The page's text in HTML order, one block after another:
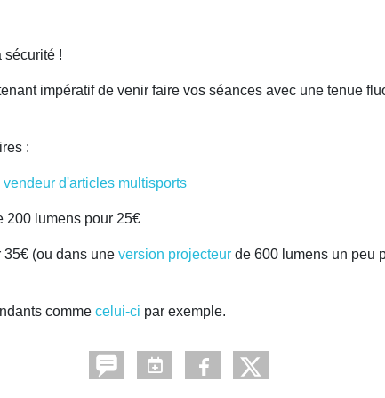
sécurité !
impératif de venir faire vos séances avec une tenue
:
vendeur d'articles multisports
lumens pour 25€
(ou dans une version projecteur de 600 lumens un peu
comme celui-ci par exemple.